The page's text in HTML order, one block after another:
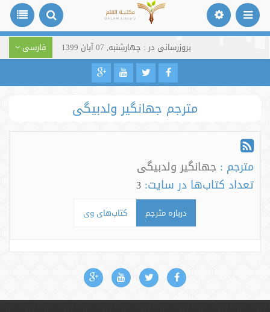
بروزرسانی در : چهارشنبه, 07 آبان 1399 فارسی
مترجم جهانگير ولدبيگى
مترجم : جهانگير ولدبيگى
تعداد کتاب‌ها در سایت: 3
درباره مترجم کتاب‌های وی